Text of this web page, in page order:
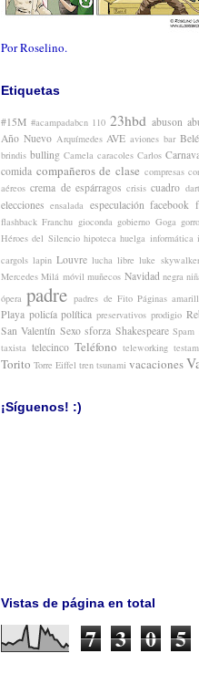
Por Roselino.
Etiquetas
#15M #acampadabcn 110 23hbd abuson
Año Nuevo Arquímedes AVE aviones bar
brindis bulling Camela caracoles Carlos
comida compañeros de clase compresas
aéreos crema de espárragos crisis cuadro
elecciones ensalada especulación facebook
flashback Franchu gioconda gobierno Goga
Héroes del Silencio hipoteca huelga informática
cargols lapin Louvre lucha libre luke skywalker
Mercedes Milá móvil muñecos Navidad negra
ópera padre padres de Fito Páginas
Playa policía política preservativos prodigio
San Valentín Sexo sforza Shakespeare Spam
taxista telecinco Teléfono teleworking
Torito Torre Eiffel tren tsunami vacaciones
¡Síguenos! :)
Vistas de página en total
7 3 0 5